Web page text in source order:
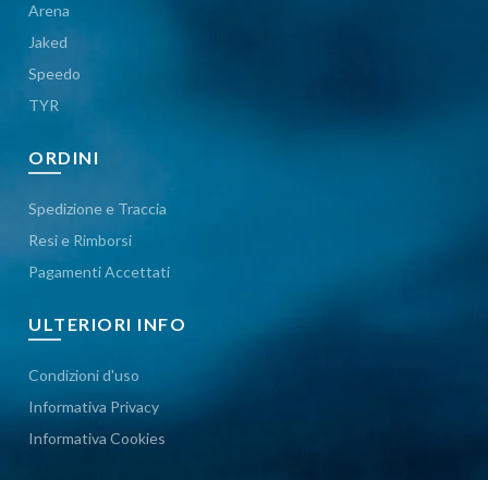
Arena
Jaked
Speedo
TYR
ORDINI
Spedizione e Traccia
Resi e Rimborsi
Pagamenti Accettati
ULTERIORI INFO
Condizioni d'uso
Informativa Privacy
Informativa Cookies